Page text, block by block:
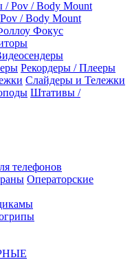
/ Body Mount
Фокус
Рекордеры / Плееры
Слайдеры и Тележки
Штативы /
телефонов
Операторские